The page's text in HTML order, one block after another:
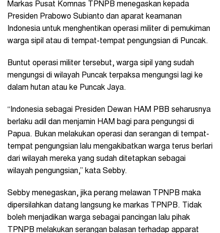
Markas Pusat Komnas TPNPB menegaskan kepada
Presiden Prabowo Subianto dan aparat keamanan
Indonesia untuk menghentikan operasi militer di pemukiman
warga sipil atau di tempat-tempat pengungsian di Puncak.
Buntut operasi militer tersebut, warga sipil yang sudah
mengungsi di wilayah Puncak terpaksa mengungsi lagi ke
dalam hutan atau ke Puncak Jaya.
‎“Indonesia sebagai Presiden Dewan HAM PBB seharusnya
berlaku adil dan menjamin HAM bagi para pengungsi di
Papua. Bukan melakukan operasi dan serangan di tempat-
tempat pengungsian lalu mengakibatkan warga terus berlari
dari wilayah mereka yang sudah ditetapkan sebagai
wilayah pengungsian,” kata Sebby.
Sebby menegaskan, jika perang melawan TPNPB maka
dipersilahkan datang langsung ke markas TPNPB. Tidak
boleh menjadikan warga sebagai pancingan lalu pihak
TPNPB melakukan serangan balasan terhadap apparat